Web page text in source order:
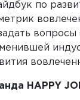
по
вопросы
HAPPY